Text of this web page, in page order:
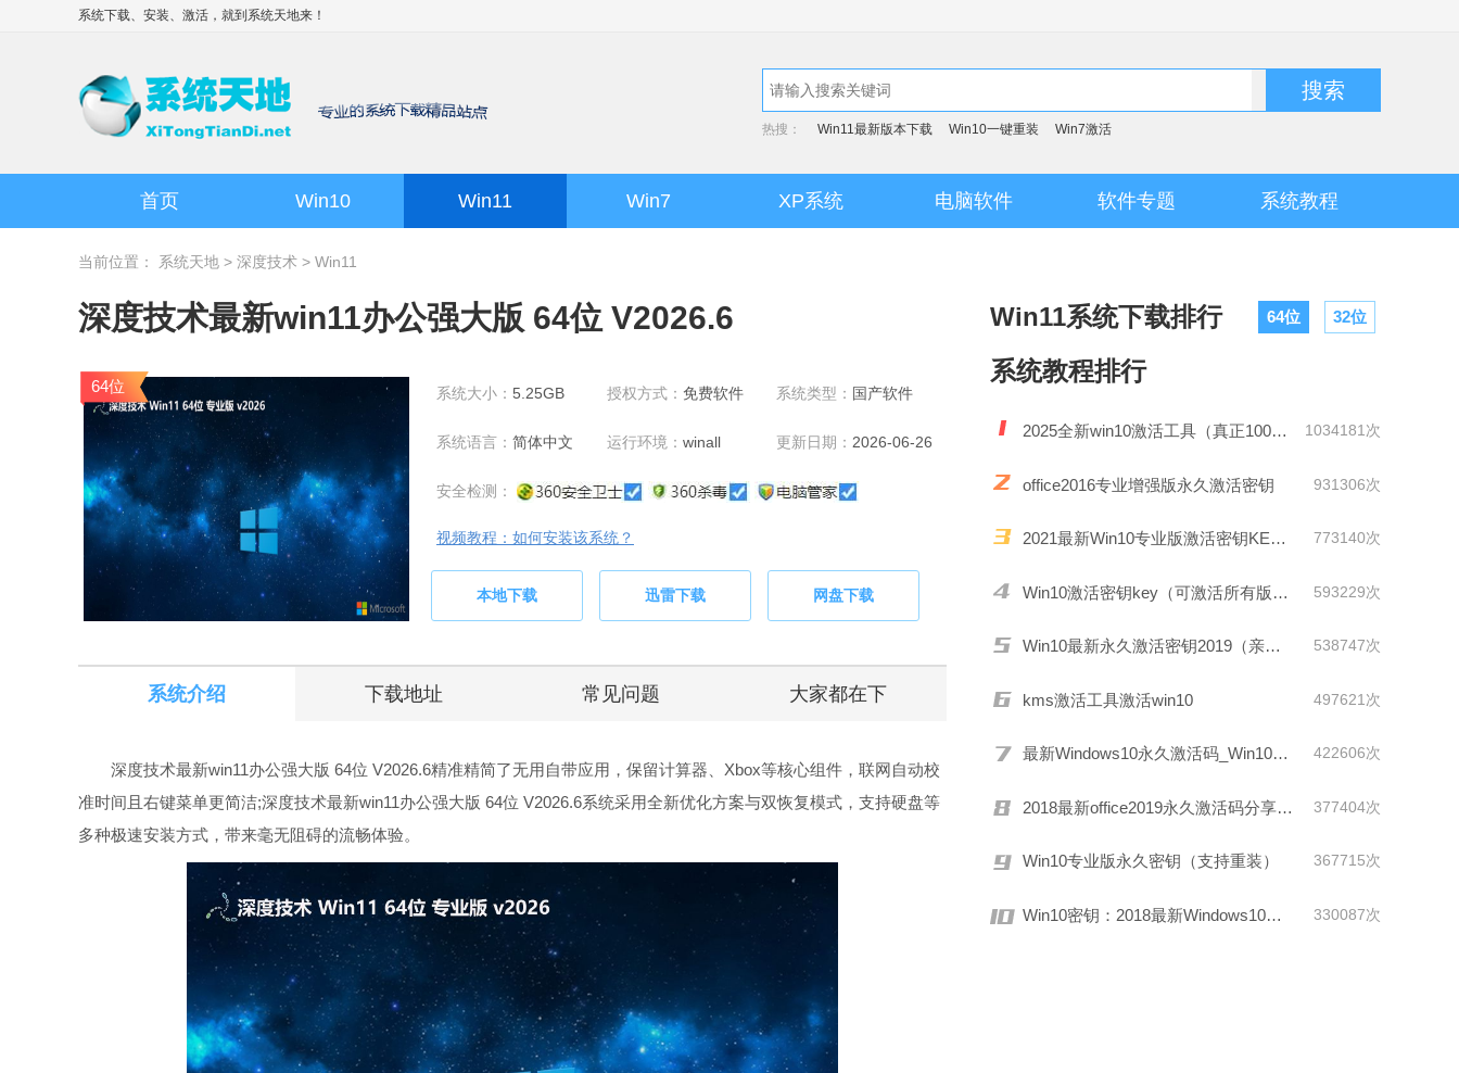
系统下载、安装、激活，就到 系统天地来！
搜索
热搜： Win11最新版本下载 Win10一键重装 Win7激活
首页 Win10 Win11 Win7 XP系统 电脑软件 软件专题 系统教程
当前位置： 系统天地 > 深度技术 > Win11
深度技术最新win11办公强大版 64位 V2026.6
64位 系统大小： 5.25GB 授权方式： 免费软件 系统类型： 国产软件
系统语言： 简体中文 运行环境： winall 更新日期： 2026-06-26
安全检测：
视频教程：如何安装该系统？
本地下载 迅雷下载 网盘下载
系统介绍 下载地址 常见问题 大家都在下
深度技术最新win11办公强大版 64位 V2026.6精准精简了无用自带应用，保留计算器、Xbox等核心组件，联网自动校
准时间且右键菜单更简洁;深度技术最新win11办公强大版 64位 V2026.6系统采用全新优化方案与双恢复模式，支持硬盘等
多种极速安装方式，带来毫无阻碍的流畅体验。
Win11系统下载排行 64位 32位
系统教程排行
2025全新win10激活工具（真正100%激活） 1034181次
office2016专业增强版永久激活密钥 931306次
2021最新Win10专业版激活密钥KEY推荐 773140次
Win10激活密钥key（可激活所有版本） 593229次
Win10最新永久激活密钥2019（亲测有效） 538747次
kms激活工具激活win10 497621次
最新Windows10永久激活码_Win10通用序列号 422606次
2018最新office2019永久激活码分享(附激活工具) 377404次
Win10专业版永久密钥（支持重装） 367715次
Win10密钥：2018最新Windows10激活码/KEY分享 330087次